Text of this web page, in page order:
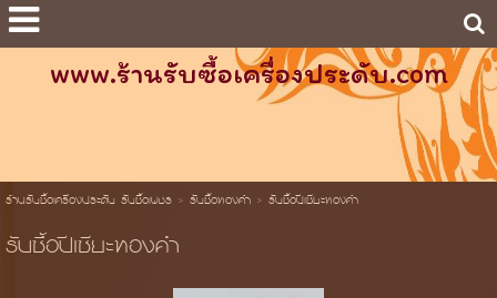
www.ร้านรับซื้อเครื่องประดับ.com
ร้านรับซื้อเครื่องประดับ รับซื้อเพชร> รับซื้อทองคำ> รับซื้อปีเซียะทองคำ
รับซื้อปีเซียะทองคำ